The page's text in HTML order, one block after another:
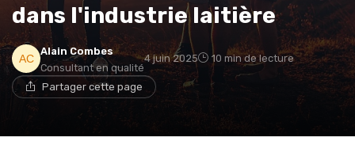
dans l'industrie laitière
Alain Combes
Consultant en qualité
4 juin 2025 10 min de lecture
Partager cette page